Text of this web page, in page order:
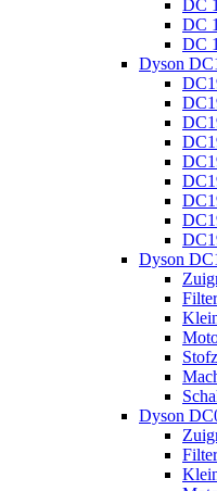
DC
DC
DC
Dyson
Dyson
Dyson